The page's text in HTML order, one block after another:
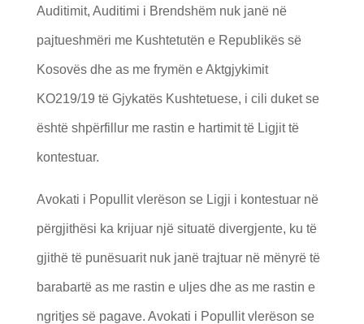
Auditimit, Auditimi i Brendshëm nuk janë në
pajtueshmëri me Kushtetutën e Republikës së
Kosovës dhe as me frymën e Aktgjykimit
KO219/19 të Gjykatës Kushtetuese, i cili duket se
është shpërfillur me rastin e hartimit të Ligjit të
kontestuar.
Avokati i Popullit vlerëson se Ligji i kontestuar në
përgjithësi ka krijuar një situatë divergjente, ku të
gjithë të punësuarit nuk janë trajtuar në mënyrë të
barabartë as me rastin e uljes dhe as me rastin e
ngritjes së pagave. Avokati i Popullit vlerëson se